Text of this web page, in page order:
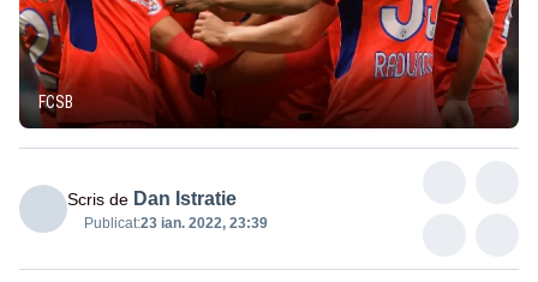
FCSB
Scris de Dan Istratie
Publicat:23 ian. 2022, 23:39